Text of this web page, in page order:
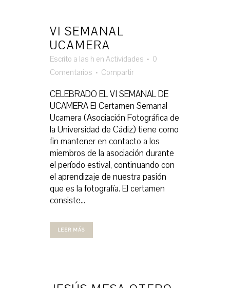
VI SEMANAL
UCAMERA
Escrito a las h en Actividades
0
Comentarios
Compartir
CELEBRADO EL VI SEMANAL DE
UCAMERA El Certamen Semanal
Ucamera (Asociación Fotográfica de
la Universidad de Cádiz) tiene como
fin mantener en contacto a los
miembros de la asociación durante
el período estival, continuando con
el aprendizaje de nuestra pasión
que es la fotografía. El certamen
consiste...
LEER MÁS